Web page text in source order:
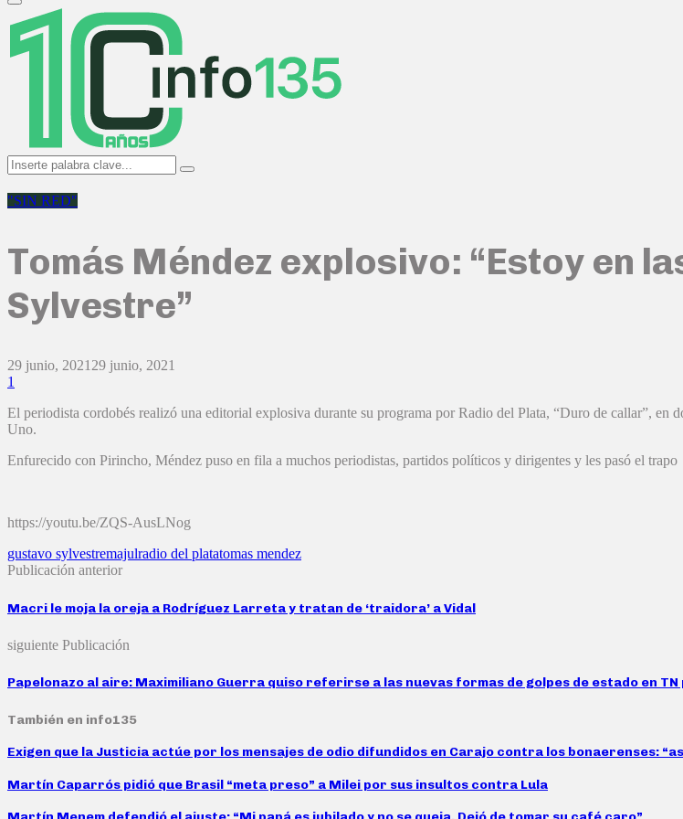
Primary
Menu
Search
for:
Search
"SIN RED"
Tomás Méndez explosivo: “Estoy en
Sylvestre”
29 junio, 2021 29 junio, 2021
1
El periodista cordobés realizó una editorial explosiva durante su programa por Radio del Plata, “Duro de callar”,
Uno.
Enfurecido con Pirincho, Méndez puso en fila a muchos periodistas, partidos políticos y dirigentes y les pasó el trapo
https://youtu.be/ZQS-AusLNog
gustavo sylvestremajulradio del platatomas mendez
Publicación anterior
Macri le moja la oreja a Rodríguez Larreta y tratan de ‘traidora’ a Vidal
siguiente Publicación
Papelonazo al aire: Maximiliano Guerra quiso referirse a las nuevas formas de golpes de estado en
También en info135
Exigen que la Justicia actúe por los mensajes de odio difundidos en Carajo contra los bonaerenses:
Martín Caparrós pidió que Brasil “meta preso” a Milei por sus insultos contra Lula